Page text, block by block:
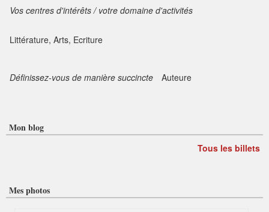
Vos centres d'intérêts / votre domaine d'activités
Littérature, Arts, Ecriture
Définissez-vous de manière succincte Auteure
Mon blog
Tous les billets
Mes photos